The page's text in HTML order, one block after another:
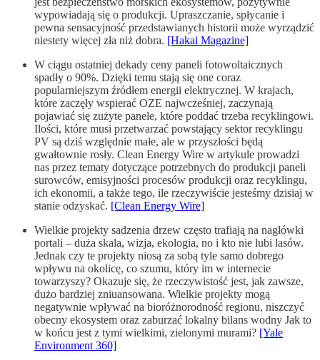
wypowiadają się o produkcji. Upraszczanie, spłycanie i
pewna sensacyjność przedstawianych historii może wyrządzić
niestety więcej zła niż dobra. [Hakai Magazine]
W ciągu ostatniej dekady ceny paneli fotowoltaicznych
spadły o 90%. Dzięki temu stają się one coraz
popularniejszym źródłem energii elektrycznej. W krajach,
które zaczęły wspierać OZE najwcześniej, zaczynają
pojawiać się zużyte panele, które poddać trzeba recyklingowi.
Ilości, które musi przetwarzać powstający sektor recyklingu
PV są dziś względnie małe, ale w przyszłości będą
gwałtownie rosły. Clean Energy Wire w artykule prowadzi
nas przez tematy dotyczące potrzebnych do produkcji paneli
surowców, emisyjności procesów produkcji oraz recyklingu,
ich ekonomii, a także tego, ile rzeczywiście jesteśmy dzisiaj w
stanie odzyskać. [Clean Energy Wire]
Wielkie projekty sadzenia drzew często trafiają na nagłówki
portali – duża skala, wizja, ekologia, no i kto nie lubi lasów.
Jednak czy te projekty niosą za sobą tyle samo dobrego
wpływu na okolicę, co szumu, który im w internecie
towarzyszy? Okazuje się, że rzeczywistość jest, jak zawsze,
dużo bardziej zniuansowana. Wielkie projekty mogą
negatywnie wpływać na bioróżnorodność regionu, niszczyć
obecny ekosystem oraz zaburzać lokalny bilans wodny Jak to
w końcu jest z tymi wielkimi, zielonymi murami? [Yale
Environment 360]